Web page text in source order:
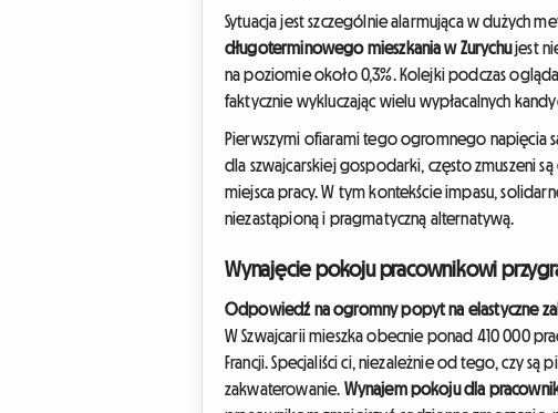
Sytuacja jest szczególnie alarmująca w dużych
długoterminowego mieszkania w Zurychujest
na poziomie około 0,3%. Kolejki podczas
faktycznie wykluczając wielu wypłacalnych
Pierwszymi ofiarami tego ogromnego napięcia
dla szwajcarskiej gospodarki, często zmuszeni
miejsca pracy. W tym kontekście impasu,
niezastąpioną i pragmatyczną alternatywą.
Wynajęcie pokoju pracownikowi
Odpowiedź na ogromny popyt na elastyczne
W Szwajcarii mieszka obecnie ponad 410 000
Francji. Specjaliści ci, niezależnie od tego, czy
zakwaterowanie. Wynajem pokoju dla